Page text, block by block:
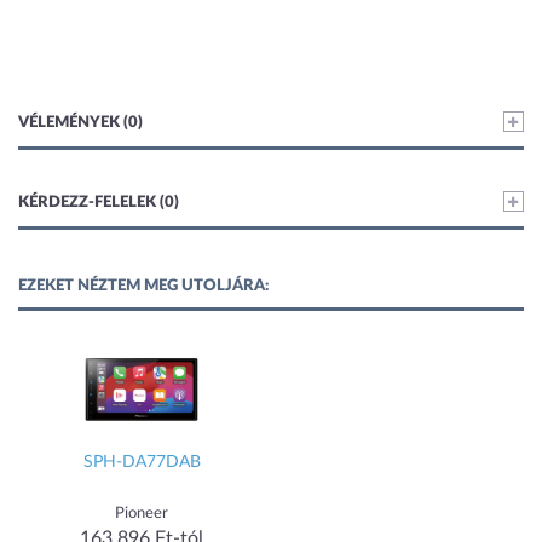
VÉLEMÉNYEK (0)
KÉRDEZZ-FELELEK (0)
EZEKET NÉZTEM MEG UTOLJÁRA:
SPH-DA77DAB
Pioneer